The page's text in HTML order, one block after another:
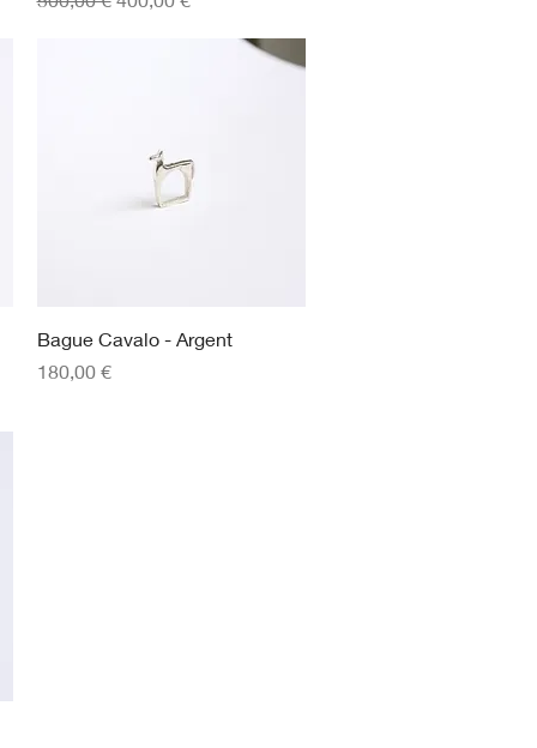
Aperçu rapide
Bague Cavalo - Argent
Prix
180,00 €